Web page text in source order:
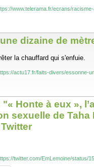
www.telerama.fr/ecrans/
dizaine de
la chauffard qui s'enfuie.
actu17.fr/faits-divers/essonne-
Honte à eux »,
sexuelle de
twitter.com/EmLemoine/status/